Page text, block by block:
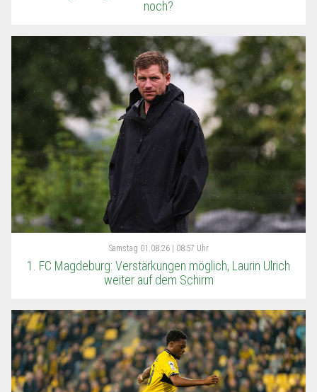
noch?
Samstag 01.08.26 | 08:57 Uhr
1. FC Magdeburg: Verstärkungen möglich, Laurin Ulrich
weiter auf dem Schirm